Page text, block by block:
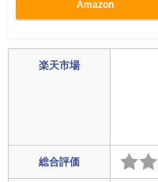
Amazon
楽天市場
総合評価